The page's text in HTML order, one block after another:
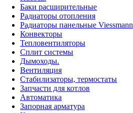
Баки расширительные
Радиаторы отопления
Радиаторы панельные Viessmann
Конвекторы
Тепловентиляторы
Сплит системы
Дымоходы.
Вентиляция
Стабилизаторы, термостаты
Запчасти для котлов
Автоматика
Запорная арматура